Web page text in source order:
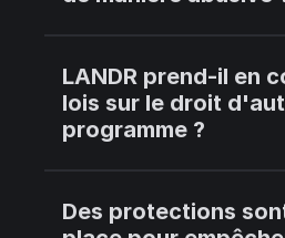
LANDR prend-il en
lois sur le droit
programme ?
Des protections